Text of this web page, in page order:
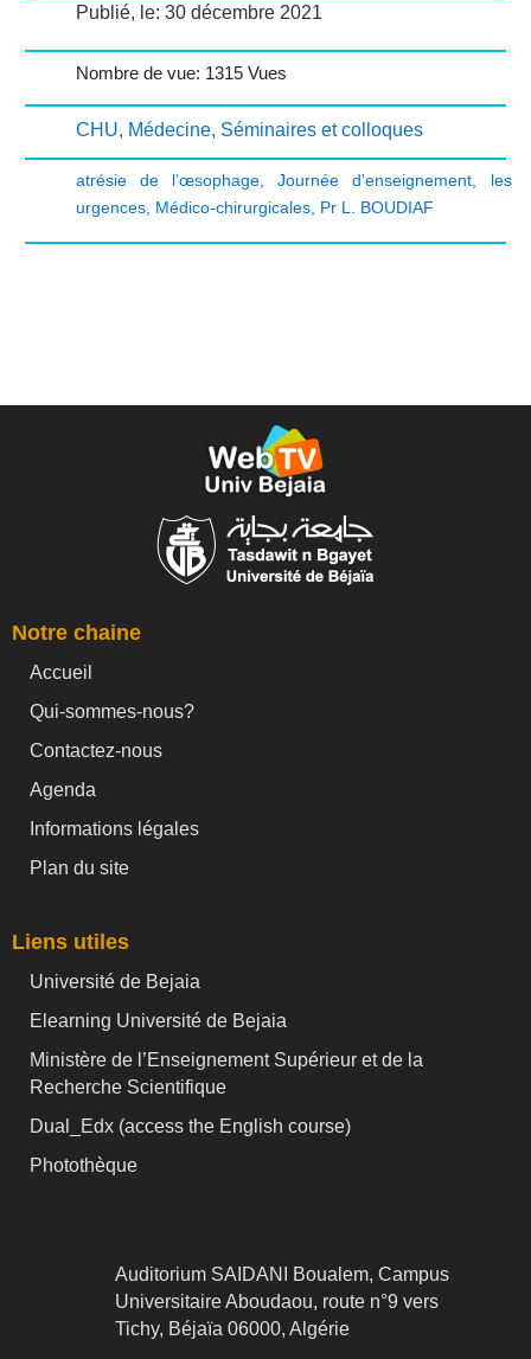
Publié, le: 30 décembre 2021
Nombre de vue: 1315 Vues
CHU, Médecine, Séminaires et colloques
atrésie de l’œsophage,Journée d'enseignement
les
urgences, Médico-chirurgicales, Pr L. BOUDIAF
Notre chaine
Accueil
Qui-sommes-nous?
Contactez-nous
Agenda
Informations légales
Plan du site
Liens utiles
Université de Bejaia
Elearning Université de Bejaia
Ministère de l’Enseignement Supérieur et de la
Recherche Scientifique
Dual_Edx (access the English course)
Photothèque
Auditorium SAIDANI Boualem, Campus
Universitaire Aboudaou, route n°9 vers
Tichy, Béjaïa 06000, Algérie